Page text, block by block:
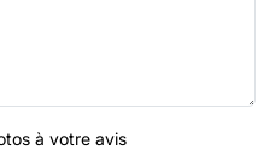
à votre avis